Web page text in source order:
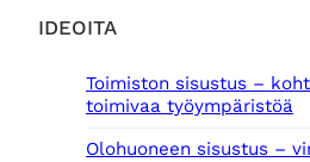
IDEOITA
Toimiston sisustus –
toimivaa työympäristöä
Olohuoneen sisustus –